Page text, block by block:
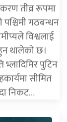
तीव्र रूपमा
गठबन्धन
विश्वलाई
थालेको छ।
भ्लादिमिर पुटिन
सीमित
निकट…